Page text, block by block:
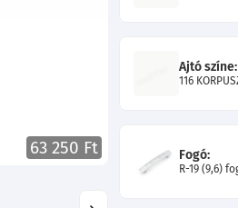
63 250 Ft
Ajtó színe:
116
Fogó:
R-19 (9,6)